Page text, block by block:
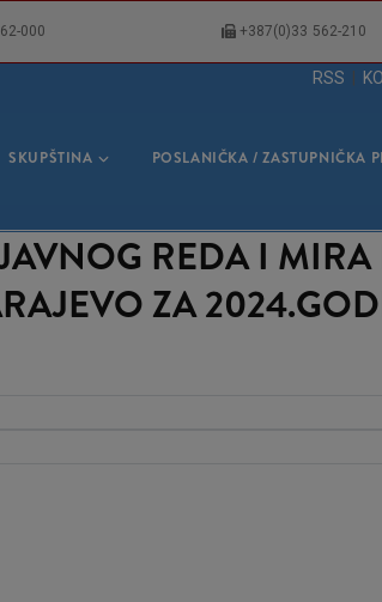
000 +387(0)33 562-210
RSS
SKUPŠTINA POSLANIČKA / ZASTUPNIČKA
REDA I MIRA
ZA